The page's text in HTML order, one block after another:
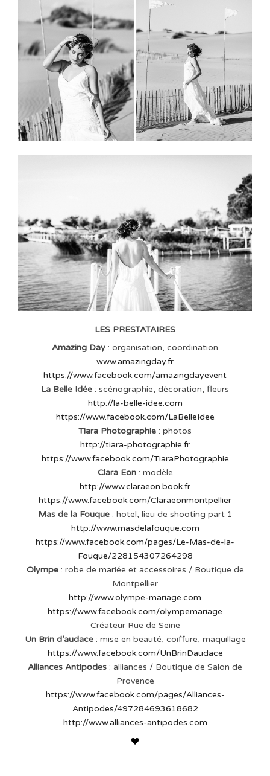
LES PRESTATAIRES
Amazing Day : organisation, coordination
www.amazingday.fr
https://www.facebook.com/amazingdayevent
La Belle Idée : scénographie, décoration, fleurs
http://la-belle-idee.com
https://www.facebook.com/LaBelleIdee
Tiara Photographie : photos
http://tiara-photographie.fr
https://www.facebook.com/TiaraPhotographie
Clara Eon: modèle
http://www.claraeon.book.fr
https://www.facebook.com/Claraeonmontpellier
Mas de la Fouque: hotel, lieu de shooting part 1
http://www.masdelafouque.com
https://www.facebook.com/pages/Le-Mas-de-la-
Fouque/228154307264298
Olympe: robe de mariée et accessoires / Boutique de
Montpellier
http://www.olympe-mariage.com
https://www.facebook.com/olympemariage
Créateur Rue de Seine
Un Brin d’audace : mise en beauté, coiffure, maquillage
https://www.facebook.com/UnBrinDaudace
Alliances Antipodes : alliances / Boutique de Salon de
Provence
https://www.facebook.com/pages/Alliances-
Antipodes/497284693618682
http://www.alliances-antipodes.com